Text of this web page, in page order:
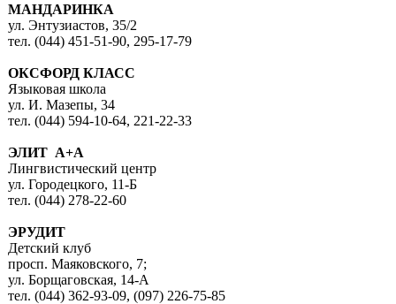
МАНДАРИНКА
ул. Энтузиастов, 35/2
тел. (044) 451-51-90, 295-17-79
ОКСФОРД КЛАСС
Языковая школа
ул. И. Мазепы, 34
тел. (044) 594-10-64, 221-22-33
ЭЛИТ А+А
Лингвистический центр
ул. Городецкого, 11-Б
тел. (044) 278-22-60
ЭРУДИТ
Детский клуб
просп. Маяковского, 7;
ул. Борщаговская, 14-А
тел. (044) 362-93-09, (097) 226-75-85